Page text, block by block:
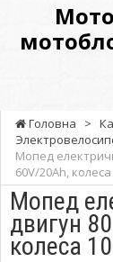
Оптові
ціни.
Головна >
Мопед
60V/20Ah,
Мопед
двигун
колеса 10